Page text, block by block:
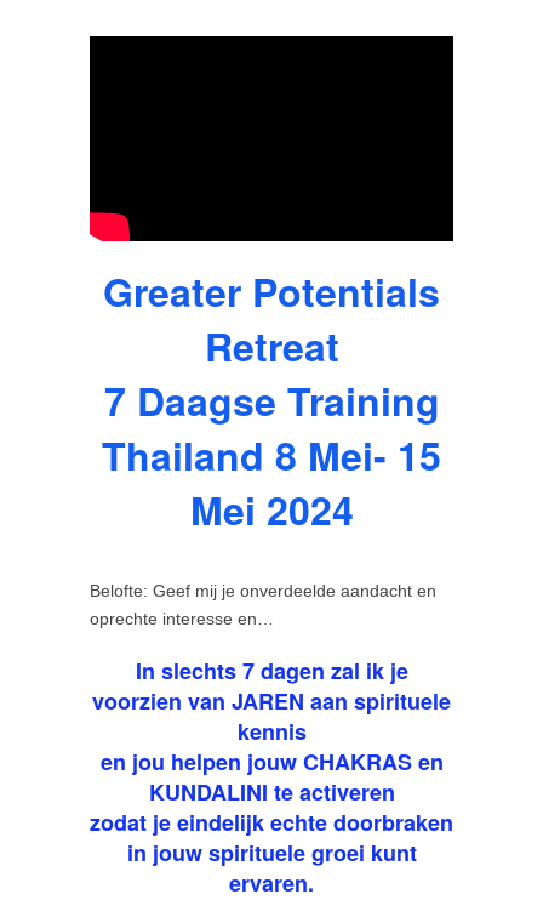
Greater Potentials
Retreat
7 Daagse Training
Thailand 8 Mei- 15
Mei 2024
Belofte: Geef mij je onverdeelde aandacht en
oprechte interesse en…
In slechts 7 dagen zal ik je
voorzien van JAREN aan spirituele
kennis
en jou helpen jouw CHAKRAS en
KUNDALINI te activeren
zodat je eindelijk echte doorbraken
in jouw spirituele groei kunt
ervaren.